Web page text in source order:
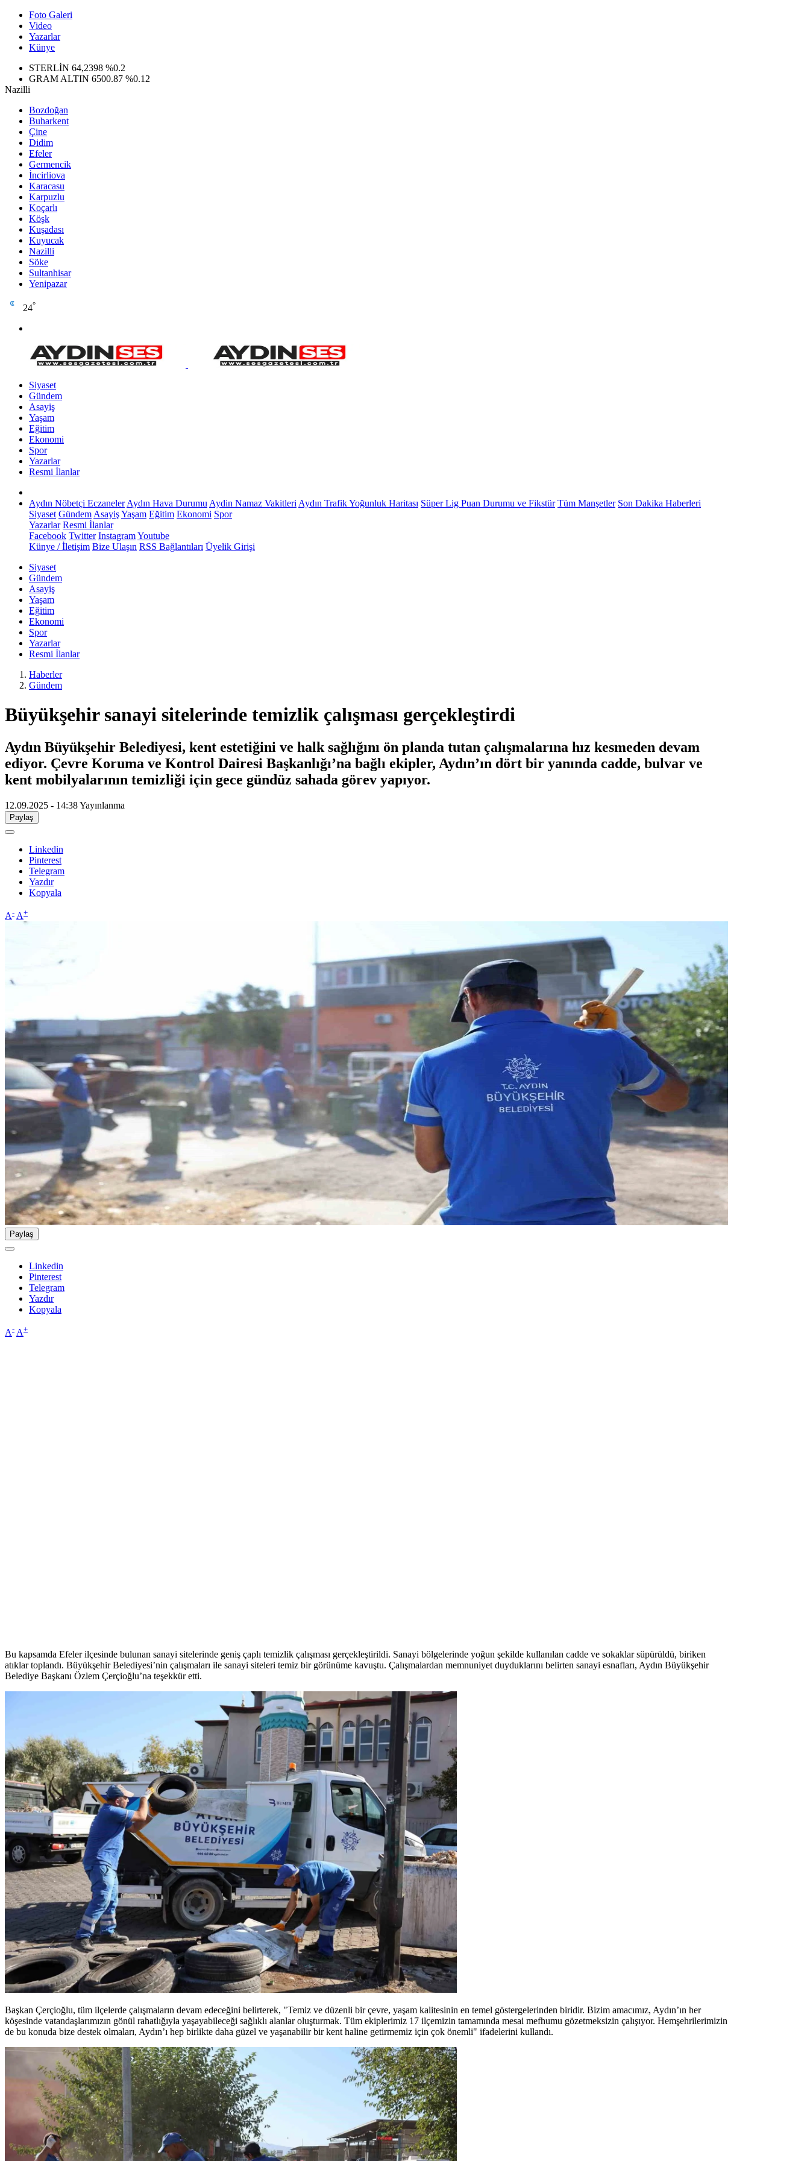
Foto Galeri
Video
Yazarlar
Künye
GRAM ALTIN6500.87
BİST10013.799 %70
BITCOIN
EURO55,0250
STERLİN
Nazilli
Bozdoğan
Buharkent
Çine
Didim
Efeler
Germencik
İncirliova
Karacasu
Karpuzlu
Koçarlı
Köşk
Kuşadası
Kuyucak
Nazilli
Söke
Sultanhisar
Yenipazar
24°
Siyaset
Gündem
Asayiş
Yaşam
Eğitim
Ekonomi
Spor
Yazarlar
Resmi İlanlar
Aydın Nöbetçi Eczaneler Aydın Hava Durumu Aydin Namaz Vakitleri Aydın Trafik Yoğunluk Haritası Süper Lig Puan Durumu ve Fikstür Tüm Manşetler Son Dakika Haberleri
Siyaset Gündem AsayişYaşam Eğitim Ekonomi Spor
Yazarlar Resmi İlanlar
Facebook Twitter InstagramYoutube
Künye / İletişim Bize Ulaşın RSS Bağlantıları Üyelik Girişi
Siyaset
Gündem
Asayiş
Yaşam
Eğitim
Ekonomi
Spor
Yazarlar
Resmi İlanlar
Haberler
Gündem
Büyükşehir sanayi sitelerinde temizlik çalışması gerçekleştirdi
Aydın Büyükşehir Belediyesi, kent estetiğini ve halk sağlığını ön planda tutan çalışmalarına hız kesmeden devam
ediyor. Çevre Koruma ve Kontrol Dairesi Başkanlığı’na bağlı ekipler, Aydın’ın dört bir yanında cadde, bulvar ve
kent mobilyalarının temizliği için gece gündüz sahada görev yapıyor.
12.09.2025 - 14:38Yayınlanma
Paylaş
Linkedin
Pinterest
Telegram
Yazdır
Kopyala
A- A+
Paylaş
Linkedin
Pinterest
Telegram
Yazdır
Kopyala
A- A+
Bu kapsamda Efeler ilçesinde bulunan sanayi sitelerinde geniş çaplı temizlik çalışması gerçekleştirildi. Sanayi bölgelerinde yoğun şekilde kullanılan cadde ve sokaklar süpürüldü, biriken
atıklar toplandı. Büyükşehir Belediyesi’nin çalışmaları ile sanayi siteleri temiz bir görünüme kavuştu. Çalışmalardan memnuniyet duyduklarını belirten sanayi esnafları, Aydın Büyükşehir
Belediye Başkanı Özlem Çerçioğlu’na teşekkür etti.
Başkan Çerçioğlu, tüm ilçelerde çalışmaların devam edeceğini belirterek, "Temiz ve düzenli bir çevre, yaşam kalitesinin en temel göstergelerinden biridir. Bizim amacımız, Aydın’ın her
köşesinde vatandaşlarımızın gönül rahatlığıyla yaşayabileceği sağlıklı alanlar oluşturmak. Tüm ekiplerimiz 17 ilçemizin tamamında mesai mefhumu gözetmeksizin çalışıyor. Hemşehrilerimizin
de bu konuda bize destek olmaları, Aydın’ı hep birlikte daha güzel ve yaşanabilir bir kent haline getirmemiz için çok önemli" ifadelerini kullandı.